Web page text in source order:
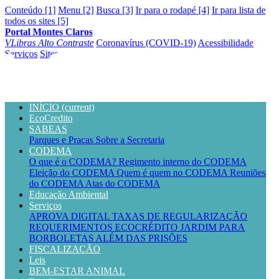
Conteúdo [1] Menu [2] Busca [3] Ir para o rodapé [4] Ir para lista de
todos os sites [5]
Portal Montes Claros
VLibras Alto Contraste Coronavírus (COVID-19) Acessibilidade
Serviços Sites
INÍCIO (current)
EcoCredito
SABEAS
Parques e Praças Sobre a Secretaria
CODEMA
O que é o CODEMA? Regimento interno do CODEMA
Eleição do CODEMA Quem é quem no CODEMA Reuniões
do CODEMA Atas do CODEMA
Educação Ambiental
Serviços
APROVA DIGITAL TAXAS DE REGULARIZAÇÃO
REQUERIMENTOS ECOCRÉDITO JARDIM PARA
BORBOLETAS ALÉM DAS PRISÕES
FISCALIZAÇÃO
Leis
BEM-ESTAR ANIMAL